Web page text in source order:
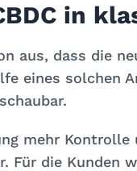
in
aus, dass die
eines solchen
mehr
Für die